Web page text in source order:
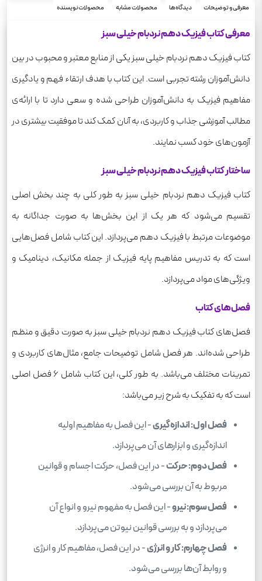
قطع
درس
وزن
معرفی و توضیحات دیدگاه‌ها محصولات مشابه محصولات نویسنده
معرفی کتاب فیزیک دهم نردبام خیلی سبز
کتاب فیزیک دهم نردبام خیلی سبز یکی از منابع معتبر و محبوب در بین
دانش‌آموزان رشته تجربی است. این کتاب با هدف ارتقاء فهم و یادگیری
مفاهیم فیزیک به دانش‌آموزان طراحی شده و سعی دارد تا با ارائه‌ی
مطالب آموزشی جذاب و کاربردی، به آنان کمک کند تا موفقیت بیشتری در
آزمون‌های خود کسب نمایند.
ساختار کتاب فیزیک دهم نردبام خیلی سبز
کتاب فیزیک دهم نردبام خیلی سبز به طور کلی به چند بخش اصلی
تقسیم می‌شود که هر یک از این بخش‌ها به صورت جداگانه به
موضوعات مرتبط با فیزیک دهم می‌پردازد. این کتاب شامل فصل‌هایی
است که به تدریس مفاهیم پایه فیزیک از جمله مکانیک، دینامیک و
ویژگی‌های مواد می‌پردازد.
فصل‌های کتاب
فصل‌های کتاب فیزیک دهم نردبام خیلی سبز به صورت دقیق و منظم
طراحی شده‌اند. هر فصل شامل توضیحات جامع، مثال‌های کاربردی و
تمرینات مختلف می‌باشد. به طور کلی، این کتاب شامل 6 فصل اصلی
است که به تفکیک به شرح زیر می‌باشد:
فصل اول: اندازه‌گیری- این فصل به مفاهیم اولیه
اندازه‌گیری و ابزارهای آن می‌پردازد.
فصل دوم: حرکت- در این فصل، حرکت اجسام و قوانین
مربوط به آن بررسی می‌شود.
فصل سوم: نیرو- این فصل به مفهوم نیرو و انواع آن
می‌پردازد و به بررسی قوانین نیوتن می‌پردازد.
فصل چهارم: کار و انرژی- در این فصل، مفاهیم کار و انرژی
و روابط آن‌ها بررسی می‌شود.